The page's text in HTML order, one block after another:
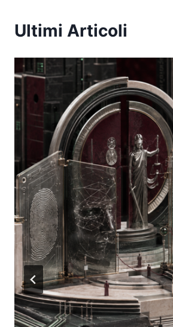
Ultimi Articoli